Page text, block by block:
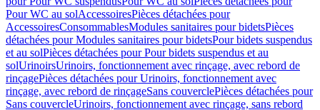
Pour WC au solAccessoiresPièces détachées pour
AccessoiresConsommablesModules sanitaires pour bidetsPièces
détachées pour Modules sanitaires pour bidetsPour bidets suspendus
et au solPièces détachées pour Pour bidets suspendus et au
solUrinoirsUrinoirs, fonctionnement avec rinçage, avec rebord de
rinçagePièces détachées pour Urinoirs, fonctionnement avec
rinçage, avec rebord de rinçageSans couverclePièces détachées pour
Sans couvercleUrinoirs, fonctionnement avec rinçage, sans rebord